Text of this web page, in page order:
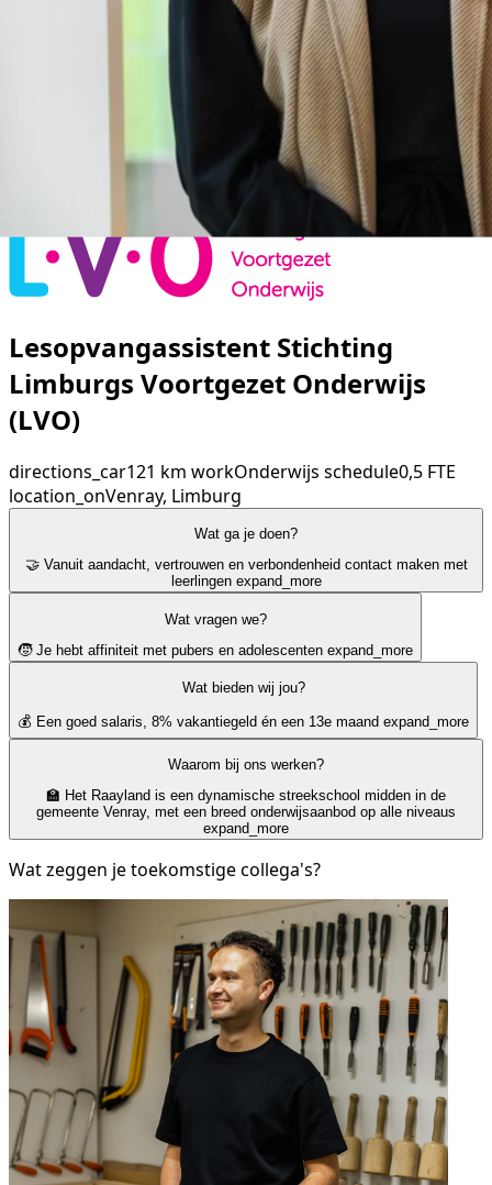
Lesopvangassistent Stichting
Limburgs Voortgezet Onderwijs
(LVO)
directions_car121 km workOnderwijs schedule0,5 FTE
location_onVenray, Limburg
Wat ga je doen?
🤝 Vanuit aandacht, vertrouwen en verbondenheid contact maken met
leerlingen expand_more
Wat vragen we?
🧒 Je hebt affiniteit met pubers en adolescenten expand_more
Wat bieden wij jou?
💰 Een goed salaris, 8% vakantiegeld én een 13e maand expand_more
Waarom bij ons werken?
🏫 Het Raayland is een dynamische streekschool midden in de
gemeente Venray, met een breed onderwijsaanbod op alle niveaus
expand_more
Wat zeggen je toekomstige collega's?